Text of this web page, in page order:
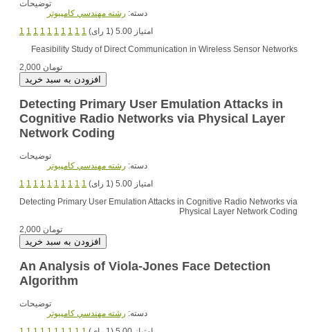
توضیحات
دسته: رشته مهندسي کامپيوتر
1 1 1 1 1 1 1 1 1 1
امتیاز 5.00 (1 رای)
Feasibility Study of Direct Communication in Wireless Sensor Networks
2,000 تومان
Detecting Primary User Emulation Attacks in
Cognitive Radio Networks via Physical Layer
Network Coding
توضیحات
دسته: رشته مهندسي کامپيوتر
1 1 1 1 1 1 1 1 1 1
امتیاز 5.00 (1 رای)
Detecting Primary User Emulation Attacks in Cognitive Radio Networks via
Physical Layer Network Coding
2,000 تومان
An Analysis of Viola-Jones Face Detection
Algorithm
توضیحات
دسته: رشته مهندسي کامپيوتر